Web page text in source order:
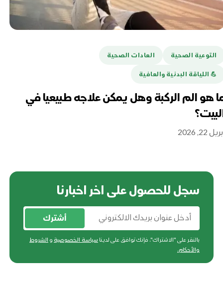
التوعية الصحية العادات الصحية
💪️ اللياقة البدنية والعافية
هو الم الركبة وهل يمكن علاجه طبيعيا في
22, 2026
سجل للحصول على اخر اخبارنا
أشترك
بالنقر على "الاشتراك"، فإنك توافق على لدينا سياسة الخصوصية و الشروط
والأحكام.